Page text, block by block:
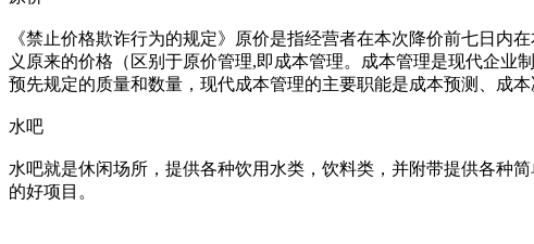
《禁止价格欺诈行为的规定》原价是指经营者在本次降价前七日
义原来的价格（区别于原价管理,即成本管理。成本管理是现代企业
预先规定的质量和数量，现代成本管理的主要职能是成本预测、成
水吧
水吧就是休闲场所，提供各种饮用水类，饮料类，并附带提供各种
的好项目。